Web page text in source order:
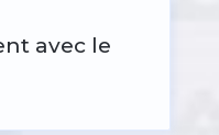
avec le